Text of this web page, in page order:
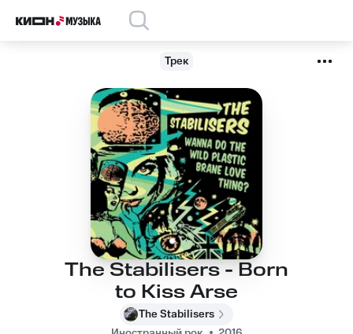
Трек
The Stabilisers - Born
to Kiss Arse
The Stabilisers